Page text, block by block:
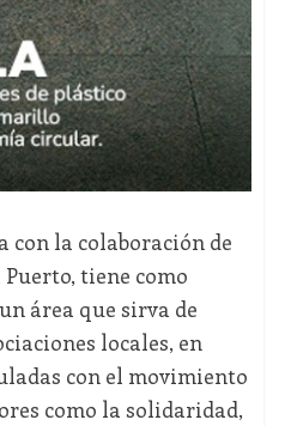
con la colaboración de
tiene como
área que sirva de
locales, en
con el movimiento
como la solidaridad,